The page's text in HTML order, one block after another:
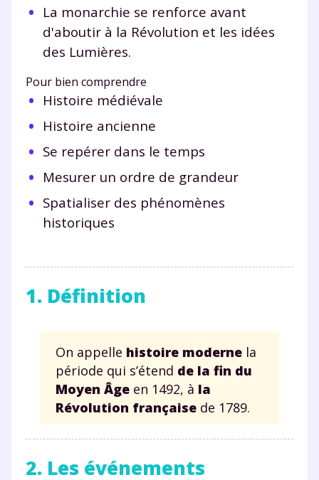
La monarchie se renforce avant
d'aboutir à la Révolution et les idées
des Lumières.
Pour bien comprendre
Histoire médiévale
Histoire ancienne
Se repérer dans le temps
Mesurer un ordre de grandeur
Spatialiser des phénomènes
historiques
1. Définition
On appelle histoire moderne la
période qui s’étend de la fin du
Moyen Âge en 1492, à la
Révolution française de 1789.
2. Les événements